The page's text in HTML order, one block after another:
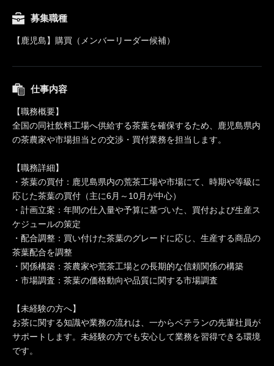
募集職種
【鹿児島】購買（メンバーリーダー候補）
仕事内容
【職務概要】
全国の同社飲料工場へ供給する茶葉を確保するため、鹿児島県内
の茶農家や市場担当との交渉・買付業務を担当します。
【職務詳細】
・茶葉の買付：鹿児島県内の荒茶工場や市場にて、時期や等級に
応じた茶葉の買付（主に6月～10月が中心）
・計画立案：年間の仕入量や予算に基づいた、買付および生産ス
ケジュールの策定
・配合調整：買い付けた茶葉のグレードに応じ、生産する商品の
茶葉配合を調整
・関係構築：茶農家や荒茶工場との長期的な信頼関係の構築
・市場調査：茶葉の価格動向や品質に関する市場調査
【未経験の方へ】
お茶に関する知識や業務の流れは、一からベテランの先輩社員が
サポートします。未経験の方でも安心して業務を習得できる環境
です。